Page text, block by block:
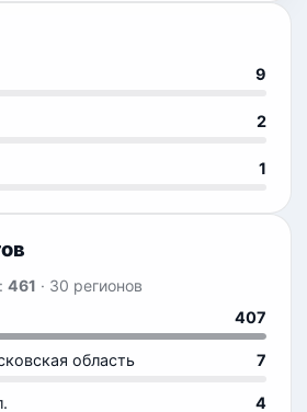
9
2
1
461 · 30 регионов
407
область 7
4